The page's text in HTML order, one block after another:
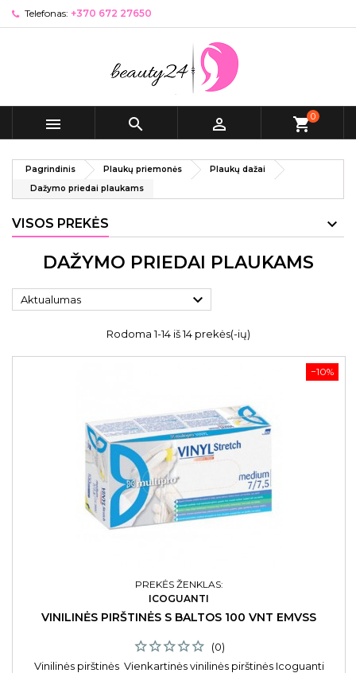
Telefonas: +370 672 27650
   shopping_cart0
Pagrindinis Plaukų priemonės
Plaukų dažai
Dažymo priedai plaukams
VISOS PREKĖS
DAŽYMO PRIEDAI PLAUKAMS
Aktualumas 
Rodoma 1-14 iš 14 prekės(-ių)
−10%
PREKĖS ŽENKLAS:
ICOGUANTI
VINILINĖS PIRŠTINĖS S BALTOS 100 VNT EMVSS
(0)
Vinilinės pirštinės Vienkartinės vinilinės pirštinės Icoguanti